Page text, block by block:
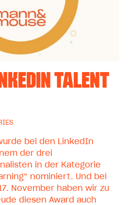
TALENT
bei den LinkedIn
der drei
in der Kategorie
nominiert. Und bei
November haben wir zu
diesen Award auch